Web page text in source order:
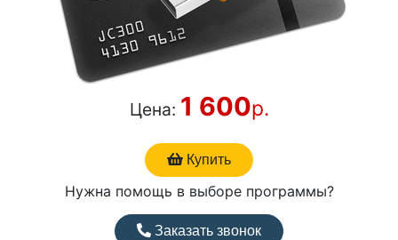
Цена: 1 600р.
Купить
Нужна помощь в выборе программы?
Заказать звонок